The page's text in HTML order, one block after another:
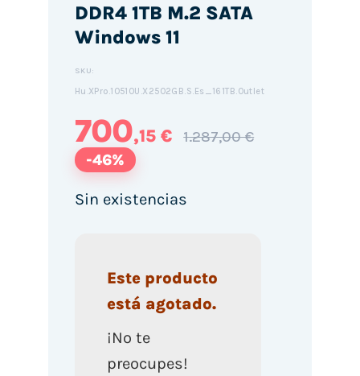
DDR4 1TB M.2 SATA
Windows 11
SKU:
Hu.XPro.10510U.X2502GB.S.Es_161TB.Outlet
700,15 € 1.287,00 €
-46%
Sin existencias
Este producto
está agotado.
¡No te
preocupes!